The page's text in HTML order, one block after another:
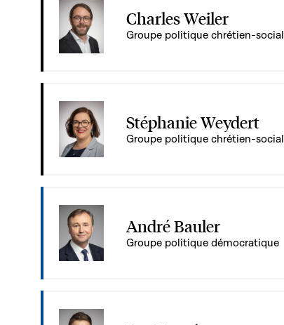
Charles Weiler
Groupe politique chrétien-social
Stéphanie Weydert
Groupe politique chrétien-social
André Bauler
Groupe politique démocratique